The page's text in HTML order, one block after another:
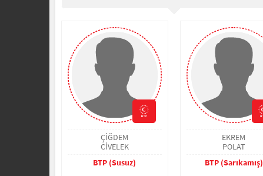
ÇİĞDEM
CİVELEK
BTP (Susuz)
EKREM
POLAT
BTP (Sarıkamış)